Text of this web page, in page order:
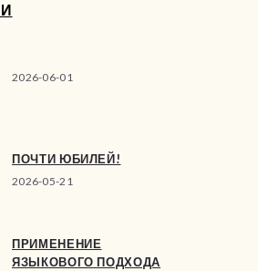
2026-06-01
ПОЧТИ ЮБИЛЕЙ!
2026-05-21
ПРИМЕНЕНИЕ
ЯЗЫКОВОГО ПОДХОДА